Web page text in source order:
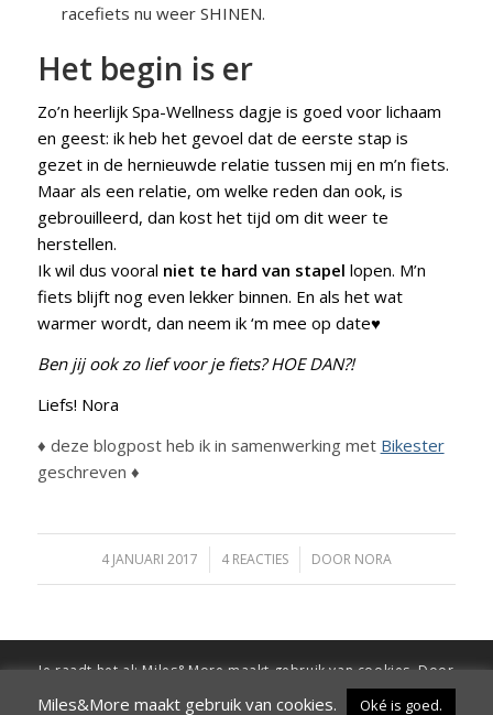
racefiets nu weer SHINEN.
Het begin is er
Zo’n heerlijk Spa-Wellness dagje is goed voor lichaam
en geest: ik heb het gevoel dat de eerste stap is
gezet in de hernieuwde relatie tussen mij en m’n fiets.
Maar als een relatie, om welke reden dan ook, is
gebrouilleerd, dan kost het tijd om dit weer te
herstellen.
Ik wil dus vooral niet te hard van stapel lopen. M’n
fiets blijft nog even lekker binnen. En als het wat
warmer wordt, dan neem ik ‘m mee op date♥
Ben jij ook zo lief voor je fiets? HOE DAN?!
Liefs! Nora
♦ deze blogpost heb ik in samenwerking met Bikester
geschreven ♦
4 JANUARI 2017
/ 4 REACTIES
/ DOOR NORA
Je raadt het al: Miles&More maakt gebruik van cookies. Door
verder te surfen op de site ga je hiermee akkoord
Miles&More maakt gebruik van cookies. Oké is goed.